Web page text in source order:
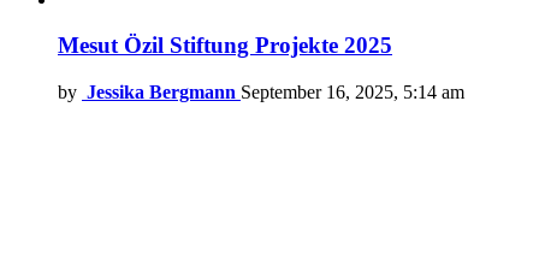
Mesut Özil Stiftung Projekte 2025
by Jessika Bergmann September 16, 2025, 5:14 am